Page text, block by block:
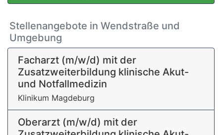
Stellenangebote in Wendstraße und
Umgebung
Facharzt (m/w/d) mit der
Zusatzweiterbildung klinische Akut-
und Notfallmedizin
Klinikum Magdeburg
Oberarzt (m/w/d) mit der